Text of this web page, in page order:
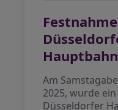
Am
2025, wurde
Düsseldorfer